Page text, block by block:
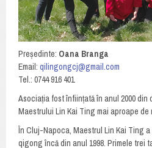
Președinte: Oana Branga
Email: qilingongcj@gmail.com
Tel.: 0744 916 401
Asociația fost înființată în anul 2000 din
Maestrului Lin Kai Ting mai aproape de
În Cluj-Napoca, Maestrul Lin Kai Ting
qigong încă din anul 1998. Primele trei